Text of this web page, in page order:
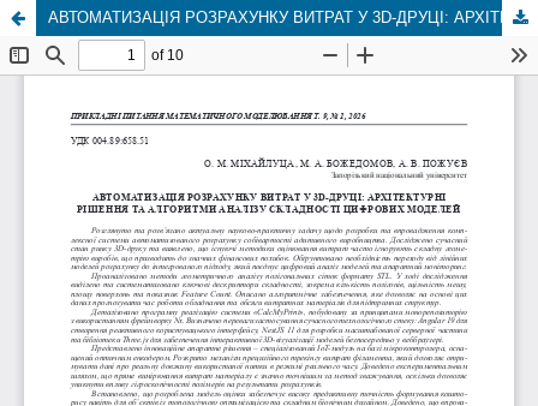
АВТОМАТИЗАЦІЯ РОЗРАХУНКУ ВИТРАТ У 3D-ДРУЦІ: АРХІТЕКТУРНІ РІШЕННЯ ТА АЛГОРИТМИ АНАЛІЗУ СКЛАДНОСТІ ЦИФРОВИХ МОДЕЛЕЙ